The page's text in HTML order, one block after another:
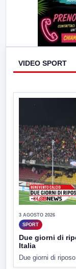
VIDEO SPORT
3 AGOSTO 2026
SPORT
Due giorni di
Italia
Due giorni di